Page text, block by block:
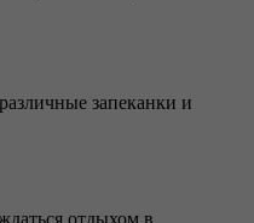
запеканки и
отдыхом в